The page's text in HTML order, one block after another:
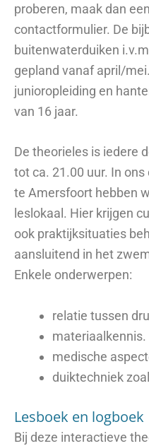
proberen, maak dan
contactformulier. De
buitenwaterduiken
gepland vanaf april/
junioropleiding en
van 16 jaar.
De theorieles is iedere
tot ca. 21.00 uur. In
te Amersfoort hebben
leslokaal. Hier krijgen
ook praktijksituaties
aansluitend in het
Enkele onderwerpen:
relatie tussen
materiaalkennis.
medische
duiktechniek
Lesboek en logboek
Bij deze interactieve